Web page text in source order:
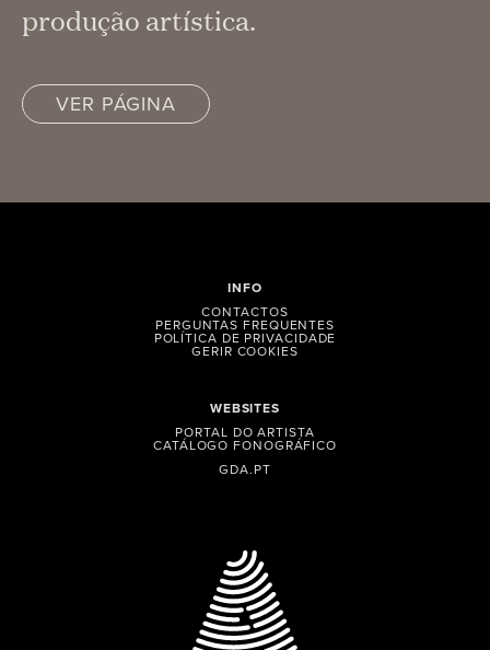
produção artística.
VER PÁGINA
WEBSITES
PORTAL DO ARTISTA
CATÁLOGO FONOGRÁFICO
GDA.PT
INFO
CONTACTOS
PERGUNTAS FREQUENTES
POLÍTICA DE PRIVACIDADE
GERIR COOKIES